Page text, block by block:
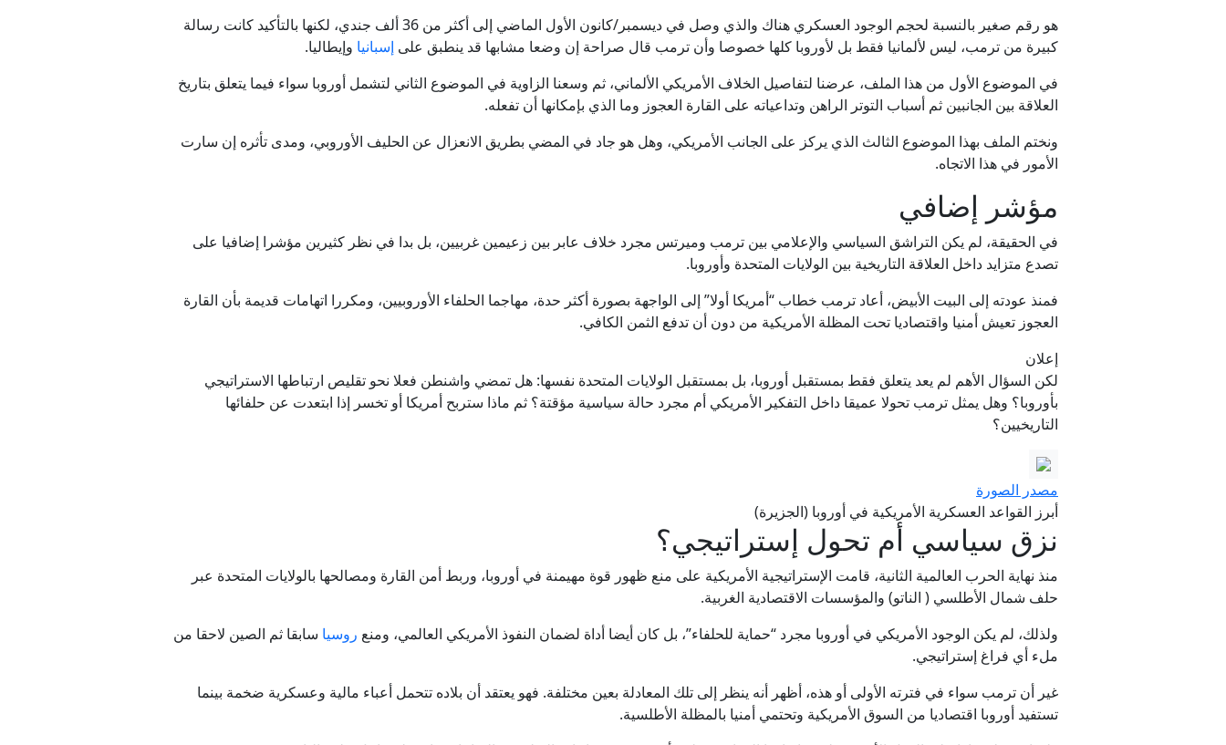
إيران.. اتفاق وشيك بشأن هرمز ومقتل جنديين إسرائيليين بجنوب لبنان
هو رقم صغير بالنسبة لحجم الوجود العسكري هناك والذي وصل في ديسمبر/كانون الأول الماضي إلى أكثر من 36 ألف جندي، لكنها بالتأكيد كانت رسالة
كبيرة من ترمب، ليس لألمانيا فقط بل لأوروبا كلها خصوصا وأن ترمب قال صراحة إن وضعا مشابها قد ينطبق على إسبانيا وإيطاليا.
في الموضوع الأول من هذا الملف، عرضنا لتفاصيل الخلاف الأمريكي الألماني، ثم وسعنا الزاوية في الموضوع الثاني لتشمل أوروبا سواء فيما يتعلق بتاريخ
العلاقة بين الجانبين ثم أسباب التوتر الراهن وتداعياته على القارة العجوز وما الذي بإمكانها أن تفعله.
ونختم الملف بهذا الموضوع الثالث الذي يركز على الجانب الأمريكي، وهل هو جاد في المضي بطريق الانعزال عن الحليف الأوروبي، ومدى تأثره إن سارت
الأمور في هذا الاتجاه.
مؤشر إضافي
في الحقيقة، لم يكن التراشق السياسي والإعلامي بين ترمب وميرتس مجرد خلاف عابر بين زعيمين غربيين، بل بدا في نظر كثيرين مؤشرا إضافيا على
تصدع متزايد داخل العلاقة التاريخية بين الولايات المتحدة وأوروبا.
فمنذ عودته إلى البيت الأبيض، أعاد ترمب خطاب “أمريكا أولا” إلى الواجهة بصورة أكثر حدة، مهاجما الحلفاء الأوروبيين، ومكررا اتهامات قديمة بأن القارة
العجوز تعيش أمنيا واقتصاديا تحت المظلة الأمريكية من دون أن تدفع الثمن الكافي.
إعلان
لكن السؤال الأهم لم يعد يتعلق فقط بمستقبل أوروبا، بل بمستقبل الولايات المتحدة نفسها: هل تمضي واشنطن فعلا نحو تقليص ارتباطها الاستراتيجي
بأوروبا؟ وهل يمثل ترمب تحولا عميقا داخل التفكير الأمريكي أم مجرد حالة سياسية مؤقتة؟ ثم ماذا ستربح أمريكا أو تخسر إذا ابتعدت عن حلفائها
التاريخيين؟
مصدر الصورة
أبرز القواعد العسكرية الأمريكية في أوروبا (الجزيرة)
نزق سياسي أم تحول إستراتيجي؟
منذ نهاية الحرب العالمية الثانية، قامت الإستراتيجية الأمريكية على منع ظهور قوة مهيمنة في أوروبا، وربط أمن القارة ومصالحها بالولايات المتحدة عبر
حلف شمال الأطلسي ( الناتو) والمؤسسات الاقتصادية الغربية.
ولذلك، لم يكن الوجود الأمريكي في أوروبا مجرد “حماية للحلفاء”، بل كان أيضا أداة لضمان النفوذ الأمريكي العالمي، ومنع روسيا سابقا ثم الصين لاحقا من
ملء أي فراغ إستراتيجي.
غير أن ترمب سواء في فترته الأولى أو هذه، أظهر أنه ينظر إلى تلك المعادلة بعين مختلفة. فهو يعتقد أن بلاده تتحمل أعباء مالية وعسكرية ضخمة بينما
تستفيد أوروبا اقتصاديا من السوق الأمريكية وتحتمي أمنيا بالمظلة الأطلسية.